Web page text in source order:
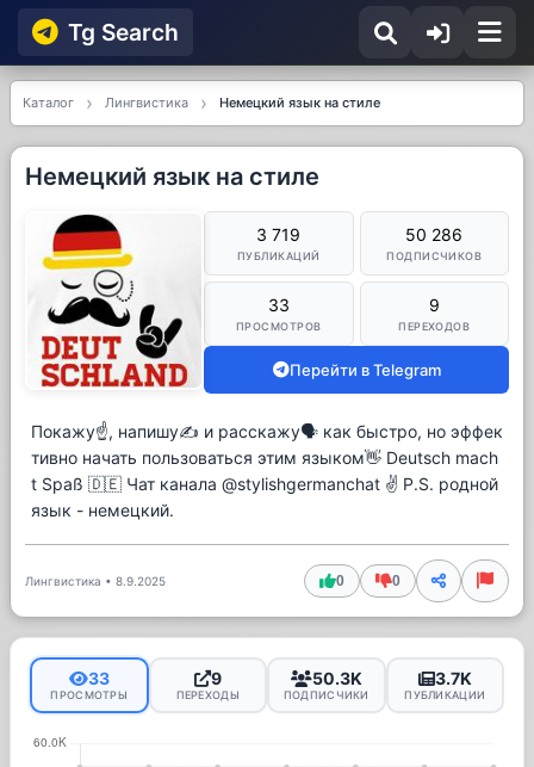
Tg Searсh
Каталог Лингвистика Немецкий язык на стиле
Немецкий язык на стиле
3 719
ПУБЛИКАЦИЙ
50 286
ПОДПИСЧИКОВ
33
ПРОСМОТРОВ
9
ПЕРЕХОДОВ
Перейти в Telegram
Покажу☝, напишу✍ и расскажу🗣 как быстро, но эффек
тивно начать пользоваться этим языком👋 Deutsch mach
t Spaß 🇩🇪 Чат канала @stylishgermanchat ✌️ P.S. родной
язык - немецкий.
Лингвистика • 8.9.2025 0 0
33
ПРОСМОТРЫ
9
ПЕРЕХОДЫ
50.3K
ПОДПИСЧИКИ
3.7K
ПУБЛИКАЦИИ